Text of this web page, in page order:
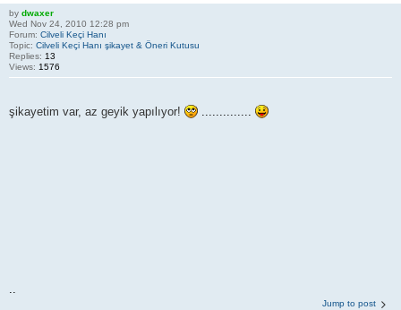
by dwaxer
Wed Nov 24, 2010 12:28 pm
Forum: Cilveli Keçi Hanı
Topic: Cilveli Keçi Hanı şikayet & Öneri Kutusu
Replies: 13
Views: 1576
şikayetim var, az geyik yapılıyor! ..............
..
Jump to post